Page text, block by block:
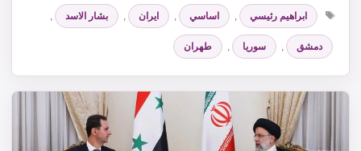
الوسوم
ابراهيم رئيسي , اساسي , ايران , بشار الاسد ,
دمشق , سوريا , طهران